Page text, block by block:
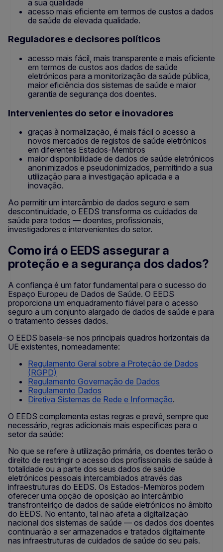
a sua qualidade
acesso mais eficiente em termos de custos a dados
de saúde de elevada qualidade.
Reguladores e decisores políticos
acesso mais fácil, mais transparente e mais eficiente
em termos de custos aos dados de saúde
eletrónicos para a monitorização da saúde pública,
maior eficiência dos sistemas de saúde e maior
garantia de segurança dos doentes.
Intervenientes do setor e inovadores
graças à normalização, é mais fácil o acesso a
novos mercados de registos de saúde eletrónicos
em diferentes Estados-Membros
maior disponibilidade de dados de saúde eletrónicos
anonimizados e pseudonimizados, permitindo a sua
utilização para a investigação aplicada e a
inovação.
Ao permitir um intercâmbio de dados seguro e sem
descontinuidade, o EEDS transforma os cuidados de
saúde para todos — doentes, profissionais,
investigadores e intervenientes do setor.
Como irá o EEDS assegurar a
proteção e a segurança dos dados?
A confiança é um fator fundamental para o sucesso do
Espaço Europeu de Dados de Saúde. O EEDS
proporciona um enquadramento fiável para o acesso
seguro a um conjunto alargado de dados de saúde e para
o tratamento desses dados.
O EEDS baseia-se nos principais quadros horizontais da
UE existentes, nomeadamente:
Regulamento Geral sobre a Proteção de Dados
(RGPD)
Regulamento Governação de Dados
Regulamento Dados
Diretiva Sistemas de Rede e Informação.
O EEDS complementa estas regras e prevê, sempre que
necessário, regras adicionais mais específicas para o
setor da saúde:
No que se refere à utilização primária, os doentes terão o
direito de restringir o acesso dos profissionais de saúde à
totalidade ou a parte dos seus dados de saúde
eletrónicos pessoais intercambiados através das
infraestruturas do EEDS. Os Estados-Membros podem
oferecer uma opção de oposição ao intercâmbio
transfronteiriço de dados de saúde eletrónicos no âmbito
do EEDS. No entanto, tal não afeta a digitalização
nacional dos sistemas de saúde — os dados dos doentes
continuarão a ser armazenados e tratados digitalmente
nas infraestruturas de cuidados de saúde do seu país.